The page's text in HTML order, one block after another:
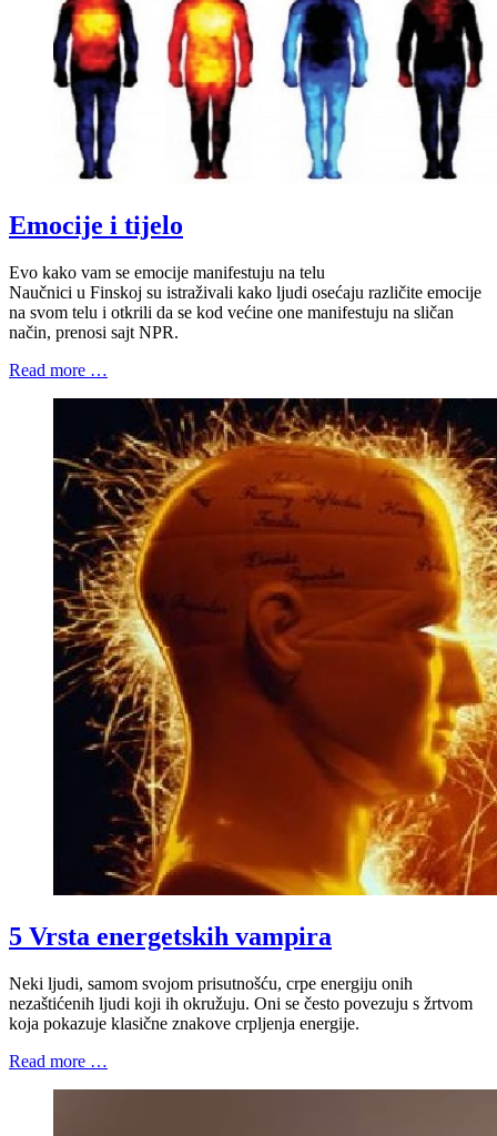
Emocije i tijelo
Evo kako vam se emocije manifestuju na telu
Naučnici u Finskoj su istraživali kako ljudi osećaju različite emocije
na svom telu i otkrili da se kod većine one manifestuju na sličan
način, prenosi sajt NPR.
Read more …
5 Vrsta energetskih vampira
Neki ljudi, samom svojom prisutnošću, crpe energiju onih
nezaštićenih ljudi koji ih okružuju. Oni se često povezuju s žrtvom
koja pokazuje klasične znakove crpljenja energije.
Read more …